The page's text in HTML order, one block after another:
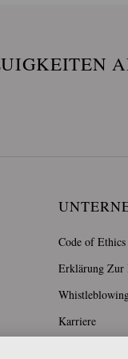
Code of Ethics
Erklärung Zur
Karriere